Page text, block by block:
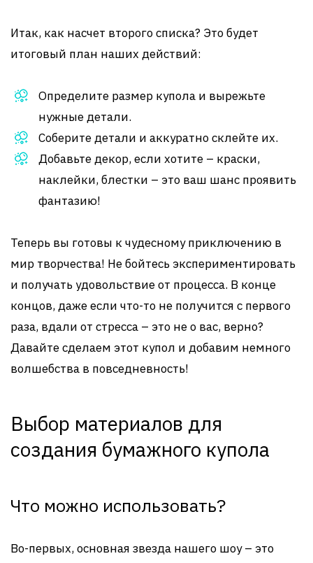
Итак, как насчет второго списка? Это будет
итоговый план наших действий:
Определите размер купола и вырежьте
нужные детали.
Соберите детали и аккуратно склейте их.
Добавьте декор, если хотите – краски,
наклейки, блестки – это ваш шанс проявить
фантазию!
Теперь вы готовы к чудесному приключению в
мир творчества! Не бойтесь экспериментировать
и получать удовольствие от процесса. В конце
концов, даже если что-то не получится с первого
раза, вдали от стресса – это не о вас, верно?
Давайте сделаем этот купол и добавим немного
волшебства в повседневность!
Выбор материалов для
создания бумажного купола
Что можно использовать?
Во-первых, основная звезда нашего шоу – это